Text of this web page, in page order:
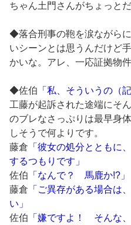
ちゃん土門さんがちょっと
◆落合刑事の鞄を涙ながら
いシーンとは思うんだけど
かいな。アレ、一応証拠物件
◆佐伯 「私、そういうの（
工藤が起訴された途端にそ
のブレなさっぷりは最早身
しそうで何よりです。
藤倉 「彼女の処分とともに
するつもりです」
佐伯 「なんで？ 馬鹿か!?」
藤倉 「ご異存がある場合は
い」
佐伯 「嫌ですよ！ そんな